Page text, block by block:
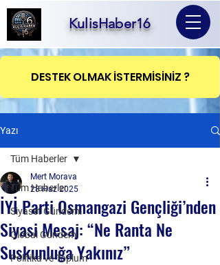
KulisHaber16
DESTEK OLMAK İSTERMİSİNİZ ?
Yazı
Tüm Haberler
Siyaset Gündemi
Global Gündem
Politika ve Toplum
Tüm Haberler
İYİ Parti Osmangazi Gençliği’nden
Siyasi Mesaj: “Ne Ranta Ne
Suskunluğa Yakınız”
Mert Morava
28 Haz 2025